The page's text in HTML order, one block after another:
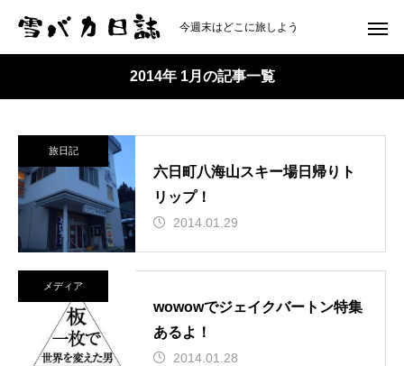
今週末はどこに旅しよう
2014年 1月の記事一覧
旅日記
六日町八海山スキー場日帰りト
リップ！
2014.01.29
メディア
wowowでジェイクバートン特集
あるよ！
2014.01.28